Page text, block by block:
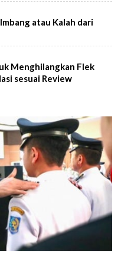
atau Kalah dari
Menghilangkan Flek
sesuai Review